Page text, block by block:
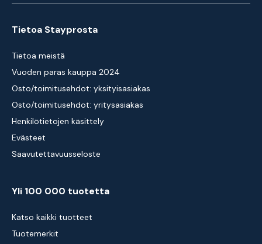
Tietoa Stayprosta
Tietoa meistä
Vuoden paras kauppa 2024
Osto/toimitusehdot: yksityisasiakas
Osto/toimitusehdot: yritysasiakas
Henkilötietojen käsittely
Evästeet
Saavutettavuusseloste
Yli 100 000 tuotetta
Katso kaikki tuotteet
Tuotemerkit